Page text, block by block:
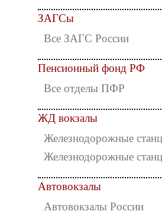
ЗАГСы
Все ЗАГС России
Пенсионный фонд РФ
Все отделы ПФР
ЖД вокзалы
Железнодорожные
Железнодорожные
Автовокзалы
Автовокзалы России